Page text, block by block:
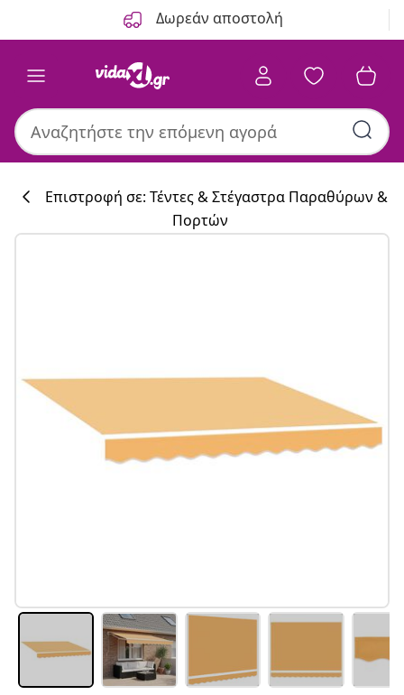
Δωρεάν αποστολή
Επιστροφή σε: Τέντες & Στέγαστρα Παραθύρων &
Πορτών